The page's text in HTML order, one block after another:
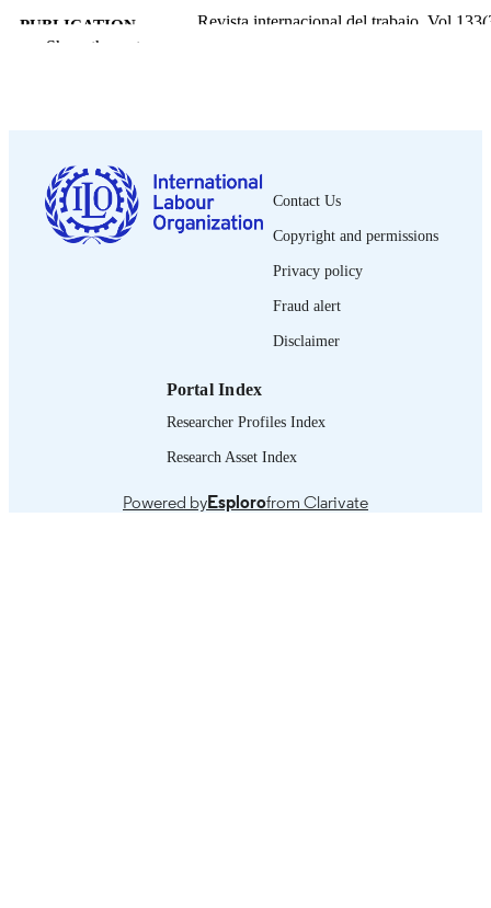
PUBLICATION
Revista internacional del trabajo,
PUBLISHED
ISSN 0378-5548
https://doi.org/10.1111/J.1564-
9148.2014.00215.X
journal article
995219151402676
Show the rest
Contact Us
Copyright and permissions
Privacy policy
Fraud alert
Disclaimer
Portal Index
Researcher Profiles Index
Research Asset Index
Powered byEsplorofrom Clarivate